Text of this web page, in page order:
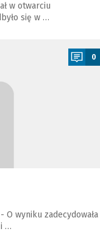
w otwarciu
się w …
0
wyniku zadecydowała
…